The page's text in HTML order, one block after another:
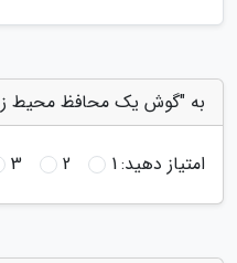
به "گوش یک محافظ محیط
امتیاز دهید:1
2
3